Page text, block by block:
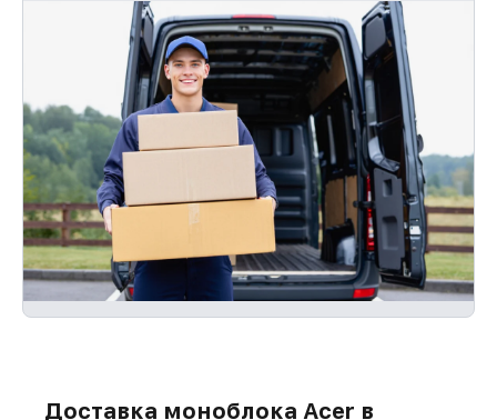
Доставка моноблока Acer в